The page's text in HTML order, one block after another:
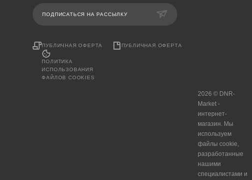
ПОДПИСАТЬСЯ НА РАССЫЛКУ
ПУБЛИЧНАЯ ОФЕРТА
ПОЛИТИКА
ИСПОЛЬЗОВАНИЯ
ФАЙЛОВ COOKIES
ПУБЛИЧНАЯ ОФЕРТА
2026 © DNR-
Market -
интернет-
магазин. Мы
используем
файлы cookie,
разработанные
нашими
специалистами и